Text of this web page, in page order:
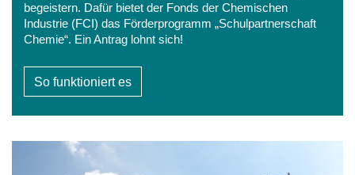
begeistern. Dafür bietet der Fonds der Chemischen
Industrie (FCI) das Förderprogramm „Schulpartnerschaft
Chemie“. Ein Antrag lohnt sich!
So funktioniert es